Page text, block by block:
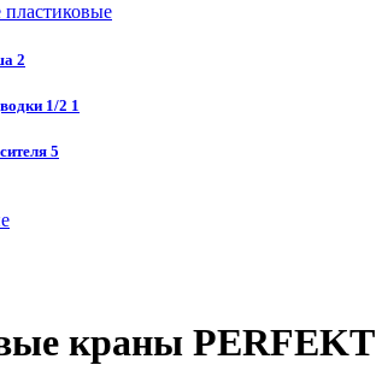
2
1/2 1
5
краны PERFEKT